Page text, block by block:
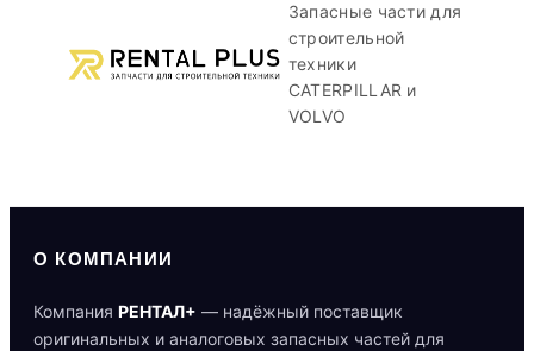
Запасные части для
строительной
техники
CATERPILLAR и
VOLVO
О КОМПАНИИ
Компания РЕНТАЛ+ — надёжный поставщик
оригинальных и аналоговых запасных частей для